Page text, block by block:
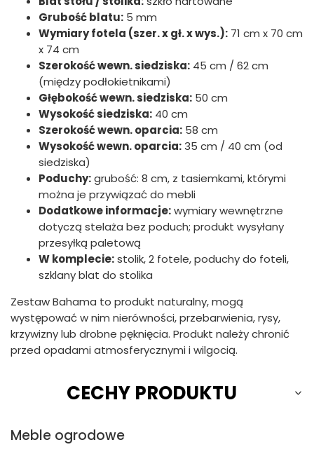
Grubość blatu: 5 mm
Wymiary fotela (szer. x gł. x wys.): 71 cm x 70 cm
x 74 cm
Szerokość wewn. siedziska: 45 cm / 62 cm
(między podłokietnikami)
Głębokość wewn. siedziska: 50 cm
Wysokość siedziska: 40 cm
Szerokość wewn. oparcia: 58 cm
Wysokość wewn. oparcia:35 cm / 40 cm (od
siedziska)
Poduchy:grubość: 8 cm, z tasiemkami, którymi
można je przywiązać do mebli
Dodatkowe informacje:wymiary wewnętrzne
dotyczą stelaża bez poduch; produkt wysyłany
przesyłką paletową
W komplecie:stolik, 2 fotele, poduchy do foteli,
szklany blat do stolika
Zestaw Bahama to produkt naturalny, mogą
występować w nim nierówności, przebarwienia, rysy,
krzywizny lub drobne pęknięcia. Produkt należy chronić
przed opadami atmosferycznymi i wilgocią.
CECHY PRODUKTU
Meble ogrodowe